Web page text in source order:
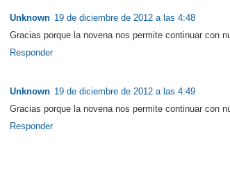
Unknown 19 de diciembre de 2012 a las 4:48
Gracias porque la novena nos permite continuar con
Responder
Unknown 19 de diciembre de 2012 a las 4:49
Gracias porque la novena nos permite continuar con
Responder